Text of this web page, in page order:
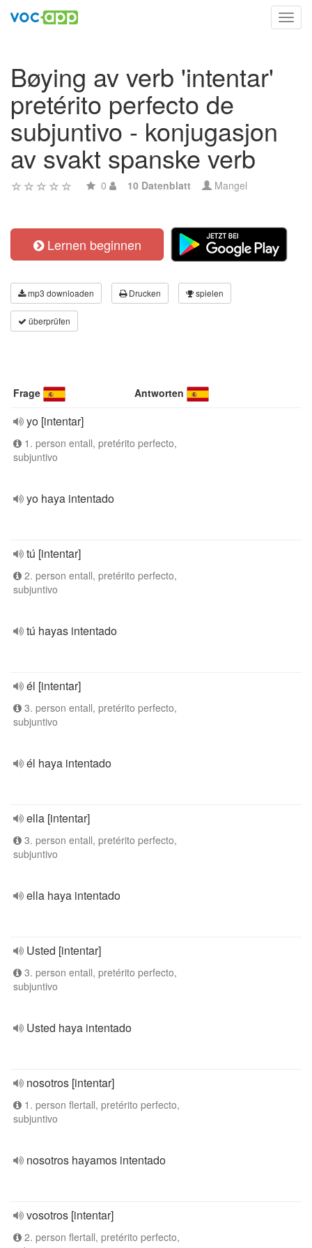
Bøying av verb 'intentar'
pretérito perfecto de
subjuntivo - konjugasjon
av svakt spanske verb
0 10 Datenblatt Mangel
Lernen beginnen
mp3 downloaden Drucken spielen
überprüfen
Frage Antworten
yo [intentar]
1. person entall, pretérito perfecto,
subjuntivo
yo haya intentado
tú [intentar]
2. person entall, pretérito perfecto,
subjuntivo
tú hayas intentado
él [intentar]
3. person entall, pretérito perfecto,
subjuntivo
él haya intentado
ella [intentar]
3. person entall, pretérito perfecto,
subjuntivo
ella haya intentado
Usted [intentar]
3. person entall, pretérito perfecto,
subjuntivo
Usted haya intentado
nosotros [intentar]
1. person flertall, pretérito perfecto,
subjuntivo
nosotros hayamos intentado
vosotros [intentar]
2. person flertall, pretérito perfecto,